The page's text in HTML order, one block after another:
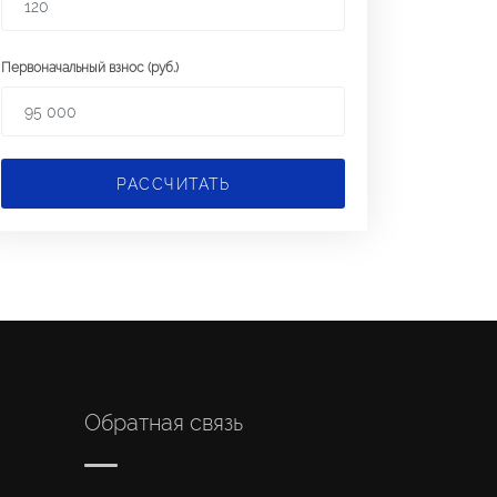
Первоначальный взнос (руб.)
РАССЧИТАТЬ
Обратная связь